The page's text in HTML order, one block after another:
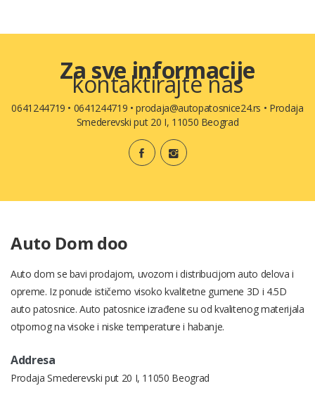
Za sve informacije
kontaktirajte nas
0641244719 • 0641244719 •prodaja@autopatosnice24.rs • Prodaja
Smederevski put 20 I, 11050 Beograd
Auto Dom doo
Auto dom se bavi prodajom, uvozom i distribucijom auto delova i
opreme. Iz ponude ističemo visoko kvalitetne gumene 3D i 4.5D
auto patosnice. Auto patosnice izrađene su od kvalitenog materijala
otpornog na visoke i niske temperature i habanje.
Addresa
Prodaja Smederevski put 20 I, 11050 Beograd